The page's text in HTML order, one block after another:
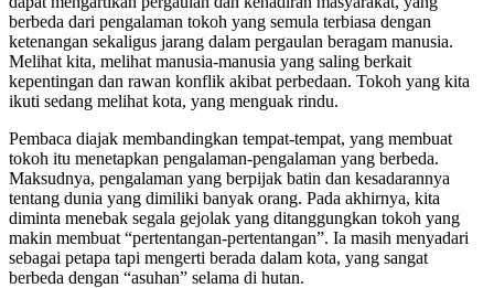
berbeda dari pengalaman tokoh yang semula terbiasa dengan
ketenangan sekaligus jarang dalam pergaulan beragam manusia.
Melihat kita, melihat manusia-manusia yang saling berkait
kepentingan dan rawan konflik akibat perbedaan. Tokoh yang kita
ikuti sedang melihat kota, yang menguak rindu.
Pembaca diajak membandingkan tempat-tempat, yang membuat
tokoh itu menetapkan pengalaman-pengalaman yang berbeda.
Maksudnya, pengalaman yang berpijak batin dan kesadarannya
tentang dunia yang dimiliki banyak orang. Pada akhirnya, kita
diminta menebak segala gejolak yang ditanggungkan tokoh yang
makin membuat “pertentangan-pertentangan”. Ia masih menyadari
sebagai petapa tapi mengerti berada dalam kota, yang sangat
berbeda dengan “asuhan” selama di hutan.